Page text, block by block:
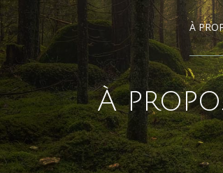
À
À